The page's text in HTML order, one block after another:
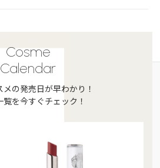
Cosme
Calendar
メの発売日が早わかり！
を今すぐチェック！